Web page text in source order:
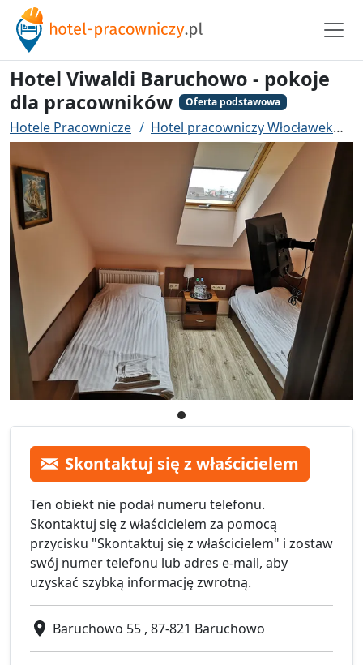
Hotel Viwaldi Baruchowo - pokoje
dla pracowników
Oferta podstawowa
Hotele Pracownicze Hotel pracowniczy Włocławek
Skontaktuj się z właścicielem
Ten obiekt nie podał numeru telefonu.
Skontaktuj się z właścicielem za pomocą
przycisku "Skontaktuj się z właścicielem" i zostaw
swój numer telefonu lub adres e-mail, aby
uzyskać szybką informację zwrotną.
Baruchowo 55 , 87-821 Baruchowo